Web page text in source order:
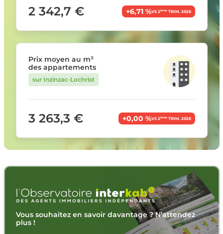
2 342,7 € +6,71 %VS 2èmeTRIM. 2026
Prix moyen au m²
des appartements
sur Inzinzac-Lochrist
3 263,3 € +0,00 %VS 2èmeTRIM. 2026
Vous souhaitez en savoir davantage ? N’attendez
plus !